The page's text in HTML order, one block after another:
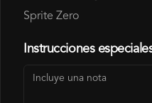
Sprite Zero
Instrucciones